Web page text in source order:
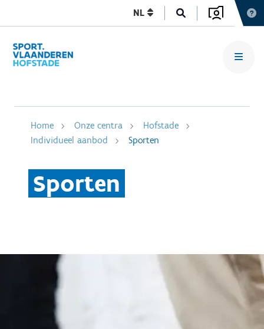
NL
Home Onze centra
Hofstade
Individueel aanbod
Sporten
Sporten